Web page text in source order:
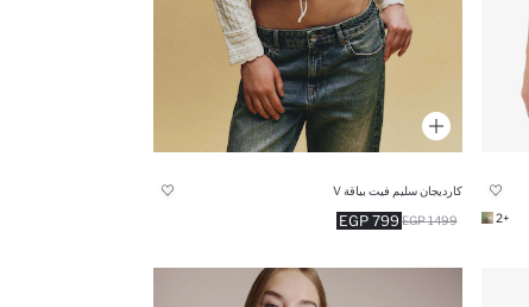
+2
كارديجان سليم فيت بياقة V
799 EGP 1499 EGP